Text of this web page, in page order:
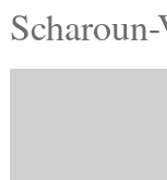
Kultur